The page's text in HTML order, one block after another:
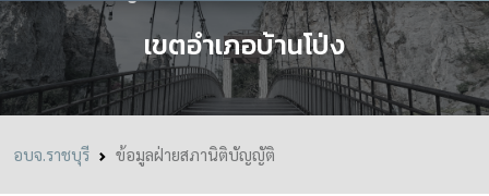
เขตอำเภอบ้านโป่ง
อบจ.ราชบุรี ข้อมูลฝ่ายสภานิติบัญญัติ